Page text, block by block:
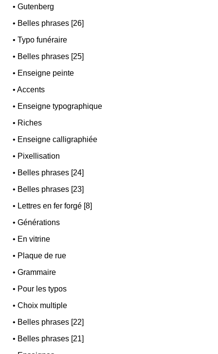
•Gutenberg
• Belles phrases [26]
•Typo funéraire
• Belles phrases [25]
• Enseigne peinte
•Accents
• Enseigne typographique
• Riches
• Enseigne calligraphiée
• Pixellisation
• Belles phrases [24]
• Belles phrases [23]
• Lettres en fer forgé [8]
•Générations
• En vitrine
• Plaque de rue
•Grammaire
• Pour les typos
•Choix multiple
• Belles phrases [22]
• Belles phrases [21]